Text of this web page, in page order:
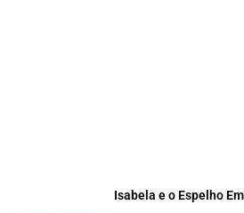
Isabela e o Espelho